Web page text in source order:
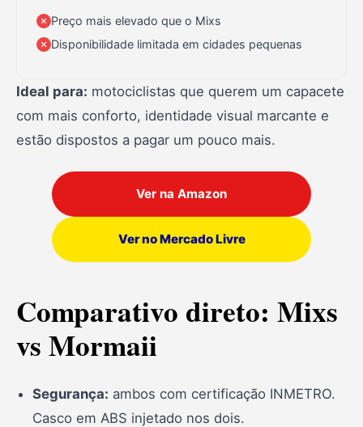
Preço mais elevado que o Mixs
Disponibilidade limitada em cidades pequenas
Ideal para: motociclistas que querem um capacete
com mais conforto, identidade visual marcante e
estão dispostos a pagar um pouco mais.
Ver na Amazon
Ver no Mercado Livre
Comparativo direto: Mixs
vs Mormaii
Segurança: ambos com certificação INMETRO.
Casco em ABS injetado nos dois.